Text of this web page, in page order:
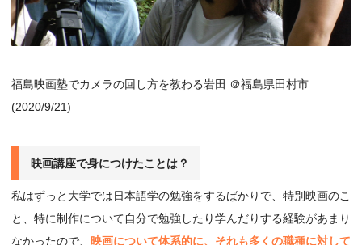
福島映画塾でカメラの回し方を教わる岩田 ＠福島県田村市
(2020/9/21)
映画講座で⾝につけたことは？
私はずっと大学では日本語学の勉強をするばかりで、特別映画のこ
と、特に制作について自分で勉強したり学んだりする経験があまり
なかったので、 映画について体系的に、それも多くの職種に対して